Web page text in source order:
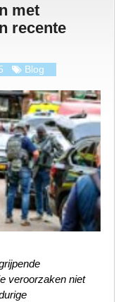
met
recente
Blog
veroorzaken niet